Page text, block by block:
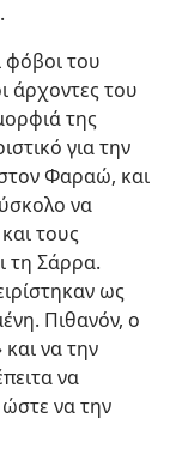
φόβοι του
άρχοντες του
της
για την
Φαραώ, και
να
τους
τη Σάρρα.
ως
Πιθανόν, ο
να την
να
να την